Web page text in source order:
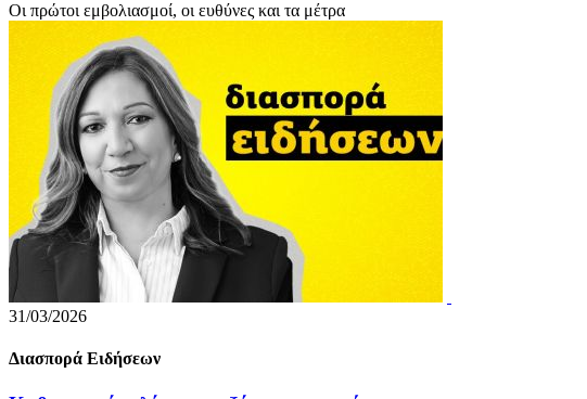
Οι πρώτοι εμβολιασμοί, οι ευθύνες και τα μέτρα
31/03/2026
Διασπορά Ειδήσεων